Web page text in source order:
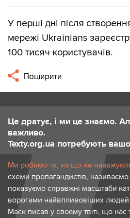
У перші дні після
мережі Ukrainians
100 тисяч користувачів.
Поширити
Це дратує, і ми це знаємо.
важливо.
Texty.org.ua потребують
Ми робимо те, на що не
схеми пропагандистів, називаємо
показуємо справжні масштаби
ворогами найвпливовіших людей
Маск писав у своєму твіті, що нас